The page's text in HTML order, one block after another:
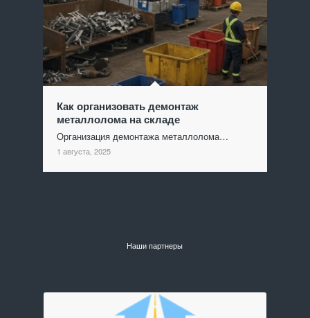
Как организовать демонтаж
металлолома на складе
Организация демонтажа металлолома…
1 августа, 2025
Наши партнеры